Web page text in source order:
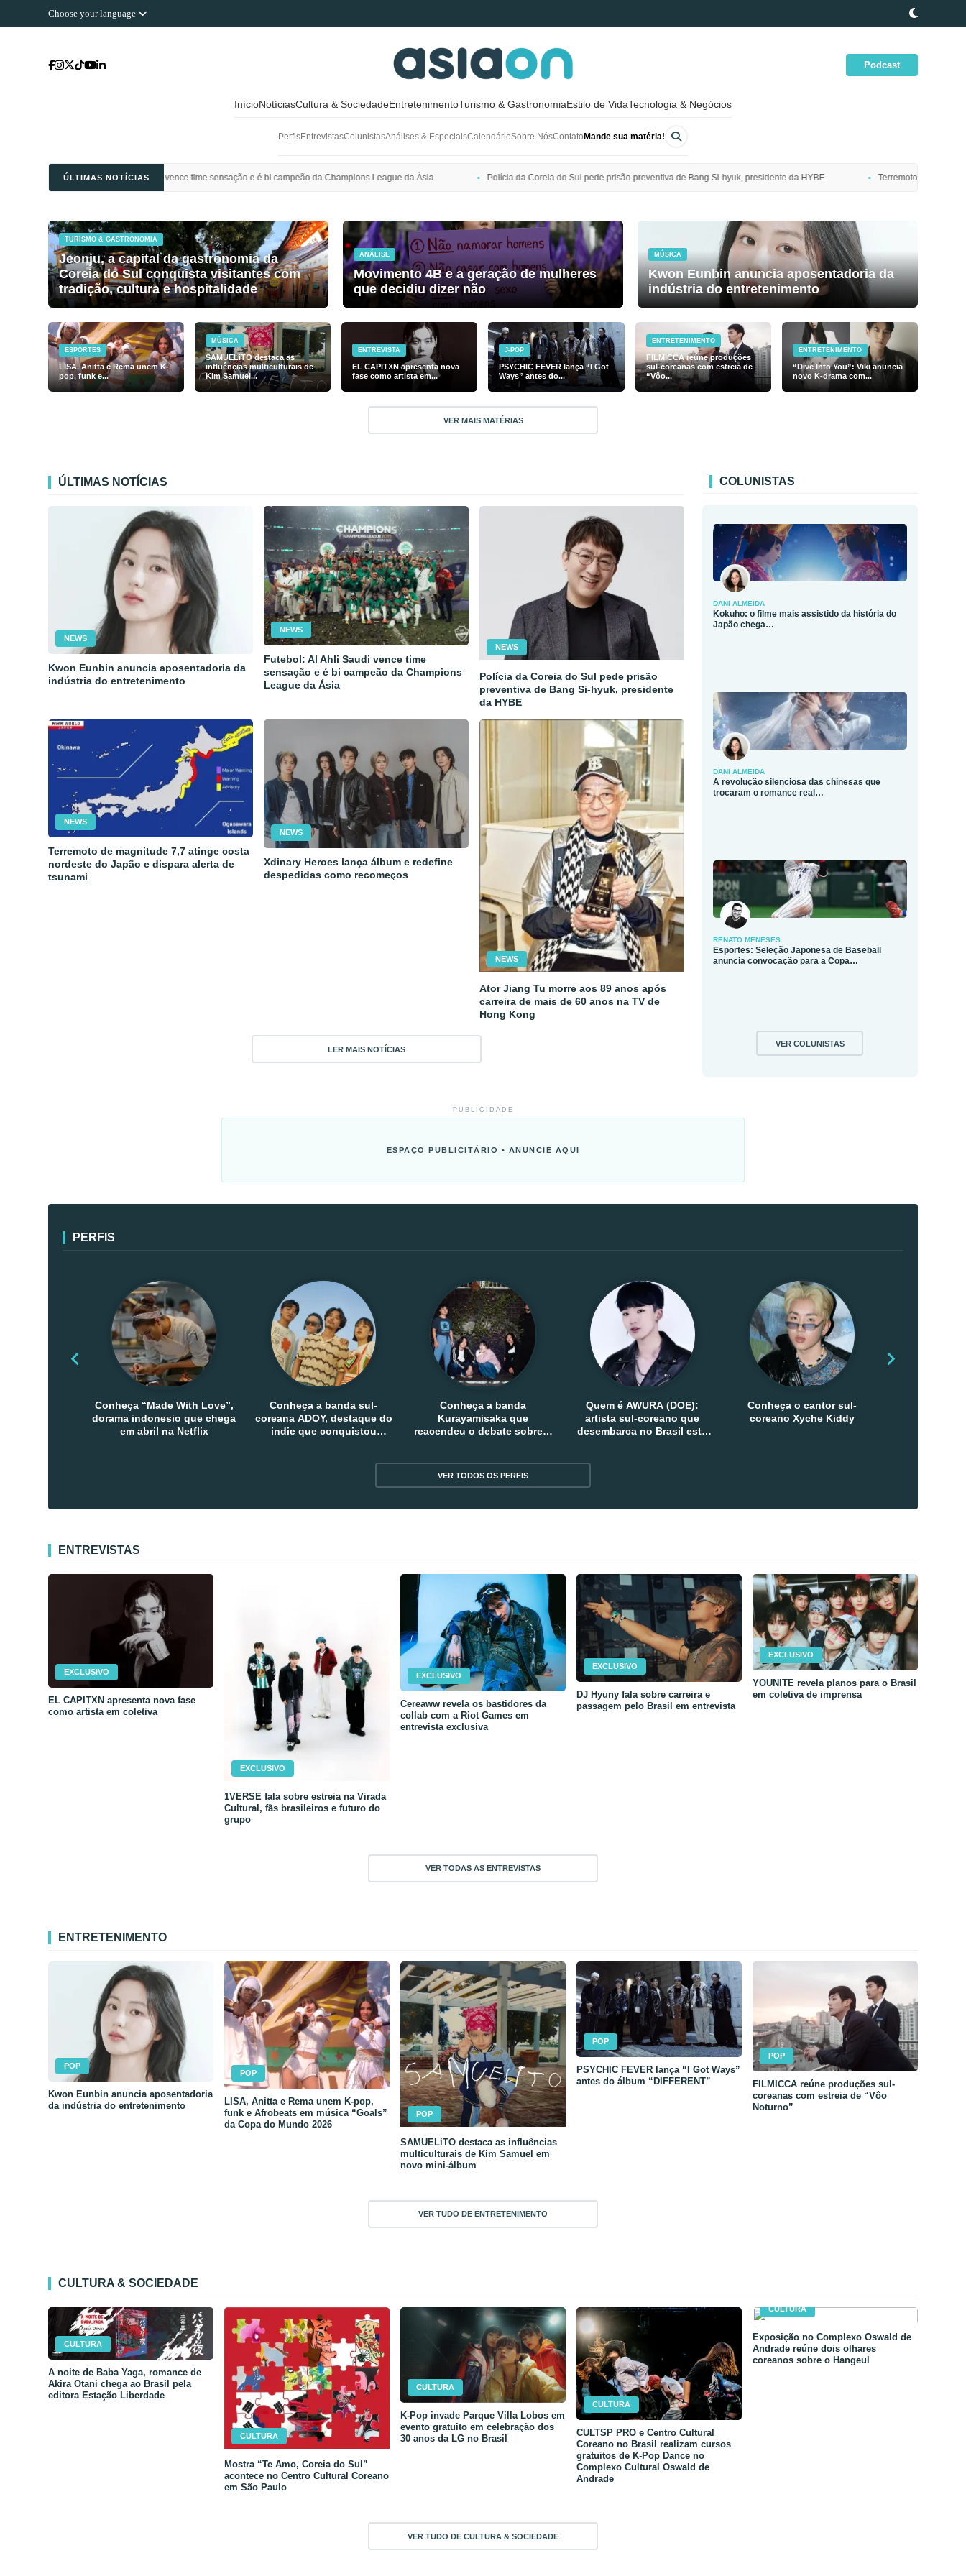
Choose your language
Podcast
InícioNotíciasCultura & SociedadeEntretenimentoTurismo & GastronomiaEstilo de VidaTecnologia & Negócios
PerfisEntrevistasColunistasAnálises & EspeciaisCalendárioSobre NósContato Mande sua matéria!
ÚLTIMAS NOTÍCIAS
Saudi vence time sensação e é bi campeão da Champions League da Ásia Polícia da Coreia do Sul pede prisão preventiva de Bang Si-hyuk, presidente da HYBE Terremoto de magnitude 7,7 atinge costa nordeste do
TURISMO & GASTRONOMIA
Jeonju, a capital da gastronomia da
Coreia do Sul conquista visitantes com
tradição, cultura e hospitalidade
ANÁLISE
Movimento 4B e a geração de mulheres
que decidiu dizer não
MÚSICA
Kwon Eunbin anuncia aposentadoria da
indústria do entretenimento
ESPORTES
LISA, Anitta e Rema unem K-
pop, funk e...
MÚSICA
SAMUELiTO destaca as
influências multiculturais de
Kim Samuel...
ENTREVISTA
EL CAPITXN apresenta nova
fase como artista em...
J-POP
PSYCHIC FEVER lança “I Got
Ways” antes do...
ENTRETENIMENTO
FILMICCA reúne produções
sul-coreanas com estreia de
“Vôo...
ENTRETENIMENTO
“Dive Into You”: Viki anuncia
novo K-drama com...
VER MAIS MATÉRIAS
ÚLTIMAS NOTÍCIAS
NEWS
Kwon Eunbin anuncia aposentadoria da
indústria do entretenimento
NEWS
Futebol: Al Ahli Saudi vence time
sensação e é bi campeão da Champions
League da Ásia
NEWS
Polícia da Coreia do Sul pede prisão
preventiva de Bang Si-hyuk, presidente
da HYBE
NEWS
Terremoto de magnitude 7,7 atinge costa
nordeste do Japão e dispara alerta de
tsunami
NEWS
Xdinary Heroes lança álbum e redefine
despedidas como recomeços
NEWS
Ator Jiang Tu morre aos 89 anos após
carreira de mais de 60 anos na TV de
Hong Kong
LER MAIS NOTÍCIAS
COLUNISTAS
DANI ALMEIDA
Kokuho: o filme mais assistido da história do
Japão chega…
DANI ALMEIDA
A revolução silenciosa das chinesas que
trocaram o romance real…
RENATO MENESES
Esportes: Seleção Japonesa de Baseball
anuncia convocação para a Copa…
VER COLUNISTAS
PUBLICIDADE
ESPAÇO PUBLICITÁRIO • ANUNCIE AQUI
PERFIS
Conheça “Made With Love”,
dorama indonesio que chega
em abril na Netflix
Conheça a banda sul-
coreana ADOY, destaque do
indie que conquistou
Conheça a banda
Kurayamisaka que
reacendeu o debate sobre o
Quem é AWURA (DOE):
artista sul-coreano que
desembarca no Brasil esta
Conheça o cantor sul-
coreano Xyche Kiddy
VER TODOS OS PERFIS
ENTREVISTAS
EXCLUSIVO
EL CAPITXN apresenta nova fase
como artista em coletiva
EXCLUSIVO
1VERSE fala sobre estreia na Virada
Cultural, fãs brasileiros e futuro do
grupo
EXCLUSIVO
Cereaww revela os bastidores da
collab com a Riot Games em
entrevista exclusiva
EXCLUSIVO
DJ Hyuny fala sobre carreira e
passagem pelo Brasil em entrevista
EXCLUSIVO
YOUNITE revela planos para o Brasil
em coletiva de imprensa
VER TODAS AS ENTREVISTAS
ENTRETENIMENTO
POP
Kwon Eunbin anuncia aposentadoria
da indústria do entretenimento
POP
LISA, Anitta e Rema unem K-pop,
funk e Afrobeats em música “Goals”
da Copa do Mundo 2026
POP
SAMUELiTO destaca as influências
multiculturais de Kim Samuel em
novo mini-álbum
POP
PSYCHIC FEVER lança “I Got Ways”
antes do álbum “DIFFERENT”
POP
FILMICCA reúne produções sul-
coreanas com estreia de “Vôo
Noturno”
VER TUDO DE ENTRETENIMENTO
CULTURA & SOCIEDADE
CULTURA
A noite de Baba Yaga, romance de
Akira Otani chega ao Brasil pela
editora Estação Liberdade
CULTURA
Mostra “Te Amo, Coreia do Sul”
acontece no Centro Cultural Coreano
em São Paulo
CULTURA
K-Pop invade Parque Villa Lobos em
evento gratuito em celebração dos
30 anos da LG no Brasil
CULTURA
CULTSP PRO e Centro Cultural
Coreano no Brasil realizam cursos
gratuitos de K-Pop Dance no
Complexo Cultural Oswald de
Andrade
CULTURA
Exposição no Complexo Oswald de
Andrade reúne dois olhares
coreanos sobre o Hangeul
VER TUDO DE CULTURA & SOCIEDADE